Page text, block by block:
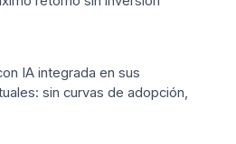
IA integrada en sus
sin curvas de adopción,